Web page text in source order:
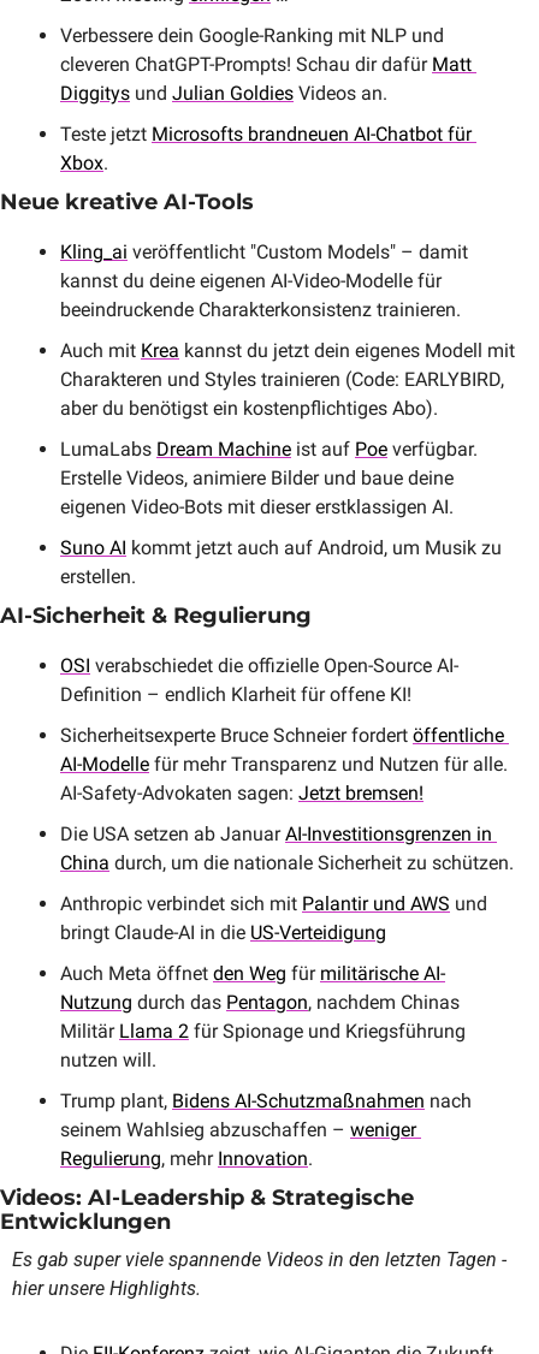
Verbessere dein Google-Ranking mit NLP und
cleveren ChatGPT-Prompts! Schau dir dafür Matt
Diggitys und Julian Goldies Videos an.
Teste jetzt Microsofts brandneuen AI-Chatbot für
Xbox.
Neue kreative AI-Tools
Kling_ai veröffentlicht "Custom Models" – damit
kannst du deine eigenen AI-Video-Modelle für
beeindruckende Charakterkonsistenz trainieren.
Auch mit Krea kannst du jetzt dein eigenes Modell mit
Charakteren und Styles trainieren (Code: EARLYBIRD,
aber du benötigst ein kostenpflichtiges Abo).
LumaLabs Dream Machine ist auf Poe verfügbar.
Erstelle Videos, animiere Bilder und baue deine
eigenen Video-Bots mit dieser erstklassigen AI.
Suno AI kommt jetzt auch auf Android, um Musik zu
erstellen.
AI-Sicherheit & Regulierung
OSI verabschiedet die offizielle Open-Source AI-
Definition – endlich Klarheit für offene KI!
Sicherheitsexperte Bruce Schneier fordert öffentliche
AI-Modelle für mehr Transparenz und Nutzen für alle.
AI-Safety-Advokaten sagen: Jetzt bremsen!
Die USA setzen ab Januar AI-Investitionsgrenzen in
China durch, um die nationale Sicherheit zu schützen.
Anthropic verbindet sich mit Palantir und AWS und
bringt Claude-AI in die US-Verteidigung
Auch Meta öffnet den Weg für militärische AI-
Nutzung durch das Pentagon, nachdem Chinas
Militär Llama 2 für Spionage und Kriegsführung
nutzen will.
Trump plant, Bidens AI-Schutzmaßnahmen nach
seinem Wahlsieg abzuschaffen – weniger
Regulierung, mehr Innovation.
Videos: AI-Leadership & Strategische
Entwicklungen
Es gab super viele spannende Videos in den letzten Tagen -
hier unsere Highlights.